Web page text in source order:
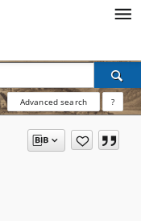
Advanced search ?